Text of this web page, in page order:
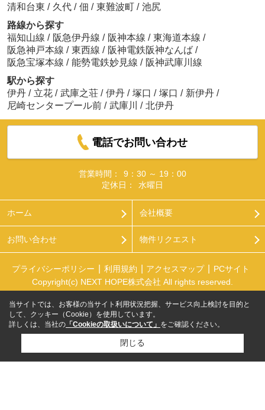
清和台東 / 久代 / 佃 / 東難波町 / 池尻
路線から探す
福知山線 / 阪急伊丹線 / 阪神本線 / 東海道本線 /
阪急神戸本線 / 東西線 / 阪神電鉄阪神なんば /
阪急宝塚本線 / 能勢電鉄妙見線 / 阪神武庫川線
駅から探す
伊丹 / 立花 / 武庫之荘 / 伊丹 / 塚口 / 塚口 / 新伊丹 /
尼崎センタープール前 / 武庫川 / 北伊丹
電話でお問い合わせ
営業時間：
9：30 ～ 19：00
定休日：
水曜日
ホーム 会社概要
お問い合わせ 物件リクエスト
プライバシーポリシー 利用規約 アクセスマップ
PCサイト
Copyright(c) NEXT HOPE株式会社 All rights reserved.
当サイトでは、お客様の当サイト利用状況把握、サービス向上検討を目的と
して、クッキー（Cookie）を使用しています。
詳しくは、当社の 「Cookieの取扱いについて」 をご確認ください。
閉じる